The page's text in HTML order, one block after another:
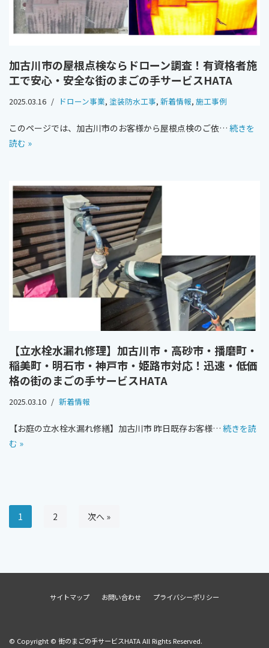
加古川市の屋根点検ならドローン調査！有資格者施
工で安心・安全な街のまごの手サービスHATA
2025.03.16 ドローン事業, 塗装防水工事, 新着情報, 施工事例
このページでは、加古川市のお客様から屋根点検のご依… 続きを
読む »
【立水栓水漏れ修理】加古川市・高砂市・播磨町・
稲美町・明石市・神戸市・姫路市対応！迅速・低価
格の街のまごの手サービスHATA
2025.03.10 新着情報
【お庭の立水栓水漏れ修繕】加古川市 昨日既存お客様… 続きを読
む »
1 2 次へ »
サイトマップ お問い合わせ プライバシーポリシー
© Copyright © 街のまごの手サービスHATA All Rights Reserved.